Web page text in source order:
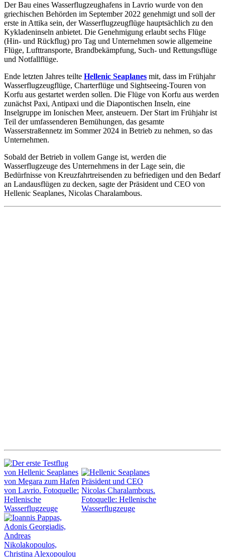
Der Bau eines Wasserflugzeughafens in Lavrio wurde von den
griechischen Behörden im September 2022 genehmigt und soll der
erste in Attika sein, der Wasserflugzeugflüge hauptsächlich zu den
Kykladeninseln anbietet. Die Genehmigung erlaubt sechs Flüge
(Hin- und Rückflug) pro Tag und Unternehmen sowie allgemeine
Flüge, Lufttransporte, Brandbekämpfung, Such- und Rettungsflüge
und Notfallflüge.
Ende letzten Jahres teilte Hellenic Seaplanes mit, dass im Frühjahr
Wasserflugzeugflüge, Charterflüge und Sightseeing-Touren von
Korfu aus gestartet werden sollen. Die Flüge von Korfu aus werden
zunächst Paxi, Antipaxi und die Diapontischen Inseln, eine
Inselgruppe im Ionischen Meer, ansteuern. Der Start im Frühjahr ist
Teil der umfassenderen Bemühungen, das gesamte
Wasserstraßennetz im Sommer 2024 in Betrieb zu nehmen, so das
Unternehmen.
Sobald der Betrieb in vollem Gange ist, werden die
Wasserflugzeuge des Unternehmens in der Lage sein, die
Bedürfnisse von Kreuzfahrtreisenden zu befriedigen und den Bedarf
an Landausflügen zu decken, sagte der Präsident und CEO von
Hellenic Seaplanes, Nicolas Charalambous.